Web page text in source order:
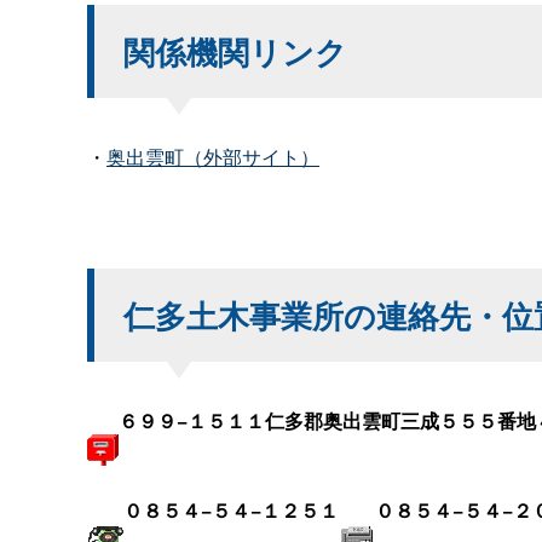
関係機関リンク
・ 奥出雲町（外部サイト）
仁多土木事業所の連絡先・位
６９９−１５１１仁多郡奥出雲町三成５５５番地
０８５４−５４−１２５１ ０８５４−５４−２